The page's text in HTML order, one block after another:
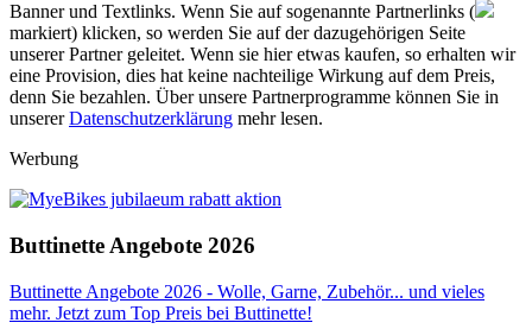
Banner und Textlinks. Wenn Sie auf sogenannte Partnerlinks (
markiert) klicken, so werden Sie auf der dazugehörigen Seite
unserer Partner geleitet. Wenn sie hier etwas kaufen, so erhalten wir
eine Provision, dies hat keine nachteilige Wirkung auf dem Preis,
denn Sie bezahlen. Über unsere Partnerprogramme können Sie in
unsererDatenschutzerklärung mehr lesen.
Werbung
Buttinette Angebote 2026
Buttinette Angebote 2026 - Wolle, Garne, Zubehör... und vieles
mehr. Jetzt zum Top Preis bei Buttinette!